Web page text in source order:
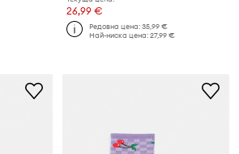
26,99 €
Редовна цена:35,99 €
Най-ниска цена:27,99 €